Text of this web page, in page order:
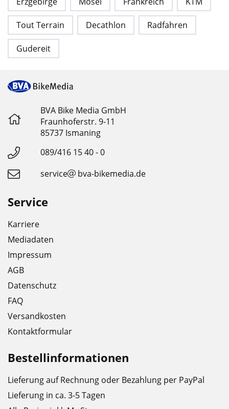
Tout Terrain Decathlon Radfahren
Gudereit
BVA Bike Media GmbH
Fraunhoferstr. 9-11
85737 Ismaning
089/416 15 40 - 0
service
bva-bikemedia.de
Service
Karriere
Mediadaten
Impressum
AGB
Datenschutz
FAQ
Versandkosten
Kontaktformular
Bestellinformationen
Lieferung auf Rechnung oder Bezahlung per PayPal
Lieferung in ca. 3-5 Tagen